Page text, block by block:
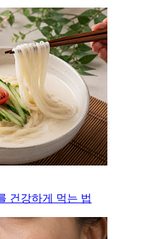
건강하게 먹는 법